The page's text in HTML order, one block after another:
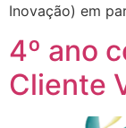
Inovação) em
4º ano
Cliente